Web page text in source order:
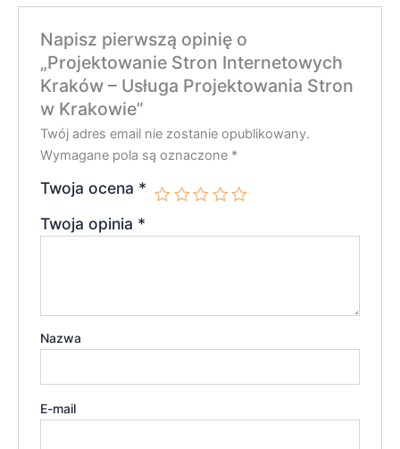
Napisz pierwszą opinię o
„Projektowanie Stron Internetowych
Kraków – Usługa Projektowania Stron
w Krakowie”
Twój adres email nie zostanie opublikowany.
Wymagane pola są oznaczone *
Twoja ocena *
Twoja opinia *
Nazwa
E-mail